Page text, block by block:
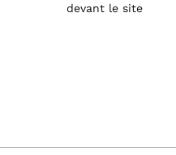
devant le site